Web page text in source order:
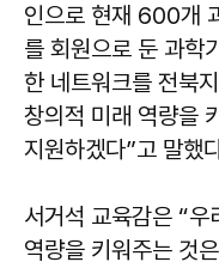
인으로 현재 600개
를 회원으로 둔 과학
한 네트워크를 전북
창의적 미래 역량을
지원하겠다”고 말했
서거석 교육감은 “
역량을 키워주는 것